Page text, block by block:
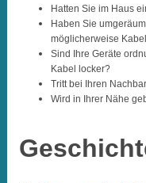
Hatten Sie im Haus
Haben Sie
möglicherweise
Sind Ihre Geräte
Kabel locker?
Tritt bei Ihren
Wird in Ihrer Nähe